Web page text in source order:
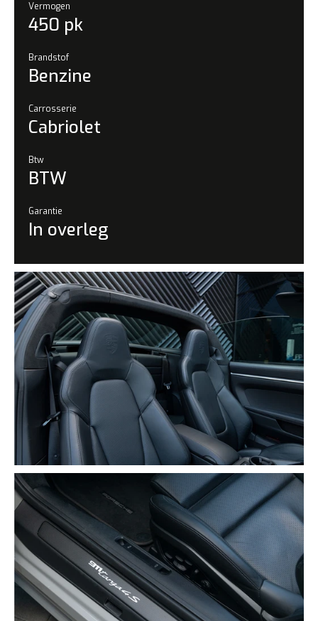
Vermogen
450 pk
Brandstof
Benzine
Carrosserie
Cabriolet
Btw
BTW
Garantie
In overleg